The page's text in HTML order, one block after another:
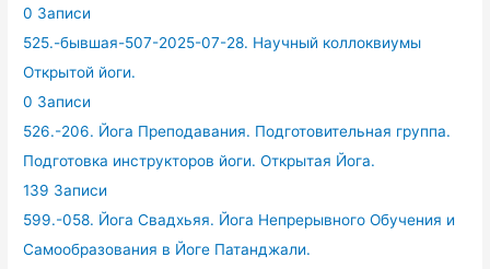
0 Записи
525.-бывшая-507-2025-07-28. Научный коллоквиумы
Открытой йоги.
0 Записи
526.-206. Йога Преподавания. Подготовительная группа.
Подготовка инструкторов йоги. Открытая Йога.
139 Записи
599.-058. Йога Свадхьяя. Йога Непрерывного Обучения и
Самообразования в Йоге Патанджали.